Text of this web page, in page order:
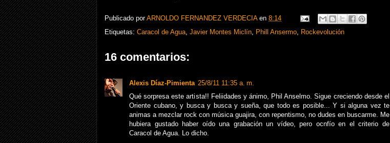
Publicado porARNOLDO FERNANDEZ VERDECIA en 8:14
Etiquetas: Caracol de Agua Javier Montes Miclín Phill Ansermo Rockevolución
16 comentarios:
Alexis Díaz-Pimienta 25/8/11 11:35 a. m.
Qué sorpresa este artista!! Feliidades y ánimo, Phil Anselmo. Sigue creciendo desde el
Oriente cubano, y busca y busca y sueña, que todo es posible... Y si alguna vez te
animas a mezclar rock con música guajira, con repentismo, no dudes en buscarme. Me
hubiera gustado haber oído una grabación un vídeo, pero ocnfío en el criterio de
Caracol de Agua. Lo dicho.